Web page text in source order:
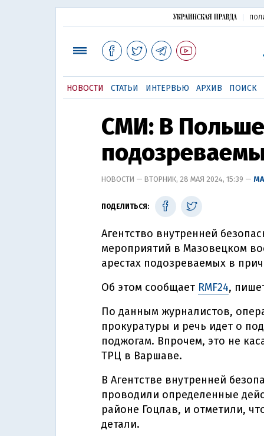
НОВОСТИ СТАТЬИ ИНТЕРВЬЮ АРХИВ ПОИСК
СМИ: В
НОВОСТИ — ВТОРНИК, 28 МАЯ 2024, 15:39 —
ПОДЕЛИТЬСЯ:
Агентство внутренней
мероприятий в Мазовецком
арестах подозреваемых в
Об этом сообщает RMF24,
По данным журналистов,
прокуратуры и речь идет о
поджогам. Впрочем, это не
ТРЦ в Варшаве.
В Агентстве внутренней
проводили определенные
районе Гоцлав, и отметили,
детали.